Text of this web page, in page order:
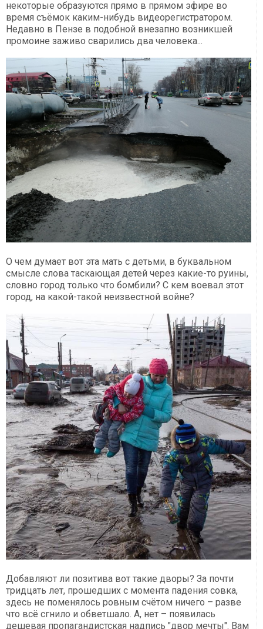
некоторые образуются прямо в прямом эфире во
время съёмок каким-нибудь видеорегистратором.
Недавно в Пензе в подобной внезапно возникшей
промоине заживо сварились два человека...
О чем думает вот эта мать с детьми, в буквальном
смысле слова таскающая детей через какие-то руины,
словно город только что бомбили? С кем воевал этот
город, на какой-такой неизвестной войне?
Добавляют ли позитива вот такие дворы? За почти
тридцать лет, прошедших с момента падения совка,
здесь не поменялось ровным счётом ничего – разве
что всё сгнило и обветшало. А, нет – появилась
дешевая пропагандистская надпись "двор мечты". Вам